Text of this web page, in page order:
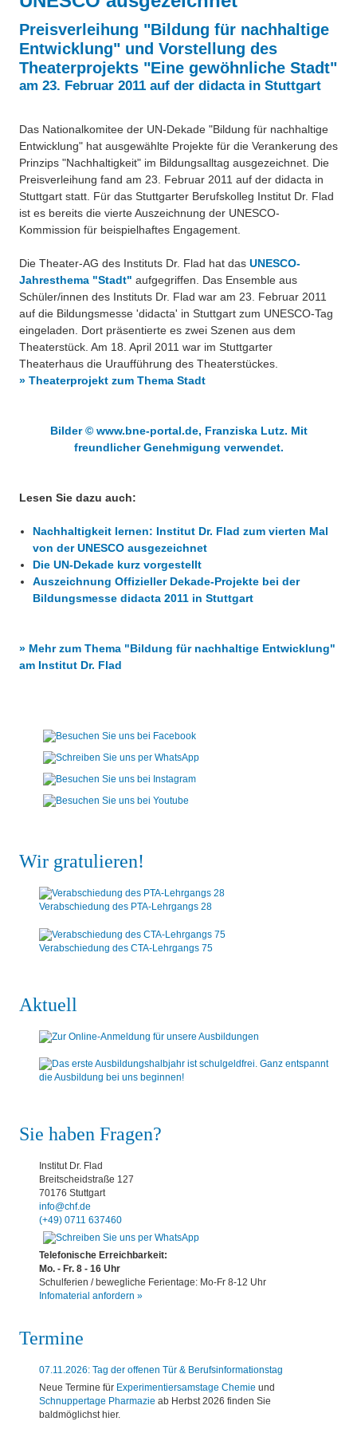
Über uns
Besonderheiten
Projekte
QM-Zertifizierung nach SGB III / AZAV
Preisrätsel
Pressearchiv
Benzolring-Archiv
Preisverleihung "Bildung für nachhaltige
Entwicklung" und Vorstellung des
Theaterprojekts "Eine gewöhnliche Stadt"
am 23. Februar 2011 auf der didacta in Stuttgart
Das Nationalkomitee der UN-Dekade "Bildung für nachhaltige
Entwicklung" hat ausgewählte Projekte für die Verankerung des
Prinzips "Nachhaltigkeit" im Bildungsalltag ausgezeichnet. Die
Preisverleihung fand am 23. Februar 2011 auf der didacta in
Stuttgart statt. Für das Stuttgarter Berufskolleg Institut Dr. Flad
ist es bereits die vierte Auszeichnung der UNESCO-
Kommission für beispielhaftes Engagement.
Die Theater-AG des Instituts Dr. Flad hat das UNESCO-
Jahresthema "Stadt" aufgegriffen. Das Ensemble aus
Schüler/innen des Instituts Dr. Flad war am 23. Februar 2011
auf die Bildungsmesse 'didacta' in Stuttgart zum UNESCO-Tag
eingeladen. Dort präsentierte es zwei Szenen aus dem
Theaterstück. Am 18. April 2011 war im Stuttgarter
Theaterhaus die Uraufführung des Theaterstückes.
» Theaterprojekt zum Thema Stadt
Bilder © www.bne-portal.de, Franziska Lutz. Mit
freundlicher Genehmigung verwendet.
Lesen Sie dazu auch:
Nachhaltigkeit lernen: Institut Dr. Flad zum vierten Mal
von der UNESCO ausgezeichnet
Die UN-Dekade kurz vorgestellt
Auszeichnung Offizieller Dekade-Projekte bei der
Bildungsmesse didacta 2011 in Stuttgart
» Mehr zum Thema "Bildung für nachhaltige Entwicklung"
am Institut Dr. Flad
Wir gratulieren!
Verabschiedung des PTA-Lehrgangs 28
Verabschiedung des CTA-Lehrgangs 75
Aktuell
Sie haben Fragen?
Institut Dr. Flad
Breitscheidstraße 127
70176 Stuttgart
info@chf.de
(+49) 0711 637460
Telefonische Erreichbarkeit:
Mo. - Fr. 8 - 16 Uhr
Schulferien / bewegliche Ferientage: Mo-Fr 8-12 Uhr
Infomaterial anfordern »
Termine
07.11.2026: Tag der offenen Tür & Berufsinformationstag
Neue Termine für Experimentiersamstage Chemie und
Schnuppertage Pharmazie ab Herbst 2026 finden Sie
baldmöglichst hier.